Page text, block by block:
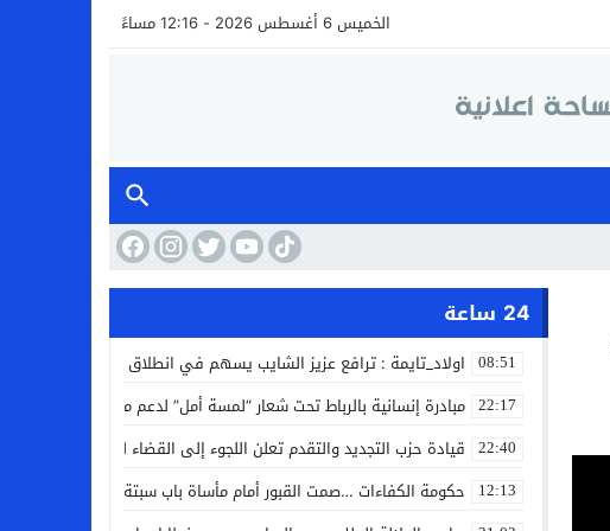
الخميس 6 أغسطس 2026 - 12:16 مساءً
24 ساعة
08:51 اولاد_تايمة : ترافع عزيز الشايب يسهم في انطلاق مشروع مائي
22:17 مبادرة إنسانية بالرباط تحت شعار “لمسة أمل” لدعم مرضى السرطان
22:40 قيادة حزب التجديد والتقدم تعلن اللجوء إلى القضاء لمواجهة ما
12:13 حكومة الكفاءات …صمت القبور أمام مأساة باب سبتة